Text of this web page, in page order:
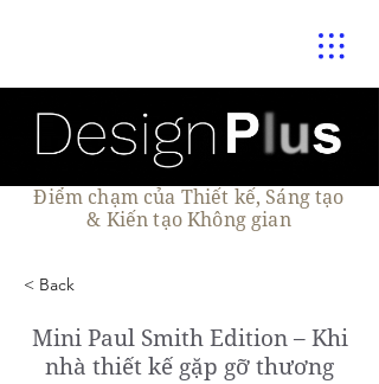
Điểm chạm của Thiết kế, Sáng tạo
& Kiến tạo Không gian
< Back
Mini Paul Smith Edition – Khi
nhà thiết kế gặp gỡ thương